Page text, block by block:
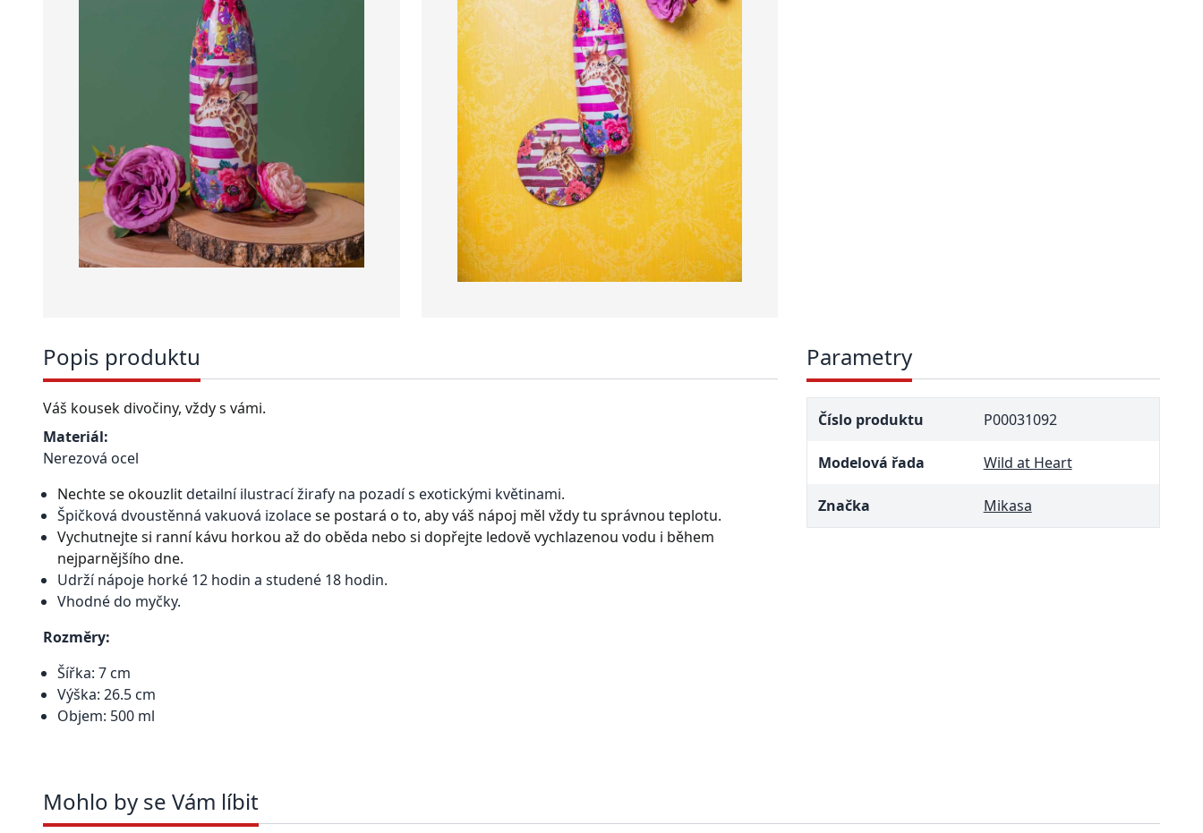
Popis produktu
Váš kousek divočiny, vždy s vámi.
Materiál:
Nerezová ocel
Nechte se okouzlitdetailní ilustrací žirafy na pozadí s exotickými květinami.
Špičková dvoustěnná vakuová izolacese postará o to, aby váš nápoj měl vždy tu správnou teplotu.
Vychutnejte si ranní kávu horkou až do oběda nebo si dopřejte ledově vychlazenou vodu i během
nejparnějšího dne.
Udrží nápoje horké 12 hodin a studené 18 hodin.
Vhodné do myčky.
Rozměry:
Šířka: 7 cm
Výška: 26.5 cm
Objem: 500 ml
Parametry
Číslo produktu P00031092
Modelová řada Wild at Heart
Značka Mikasa
Mohlo by se Vám líbit